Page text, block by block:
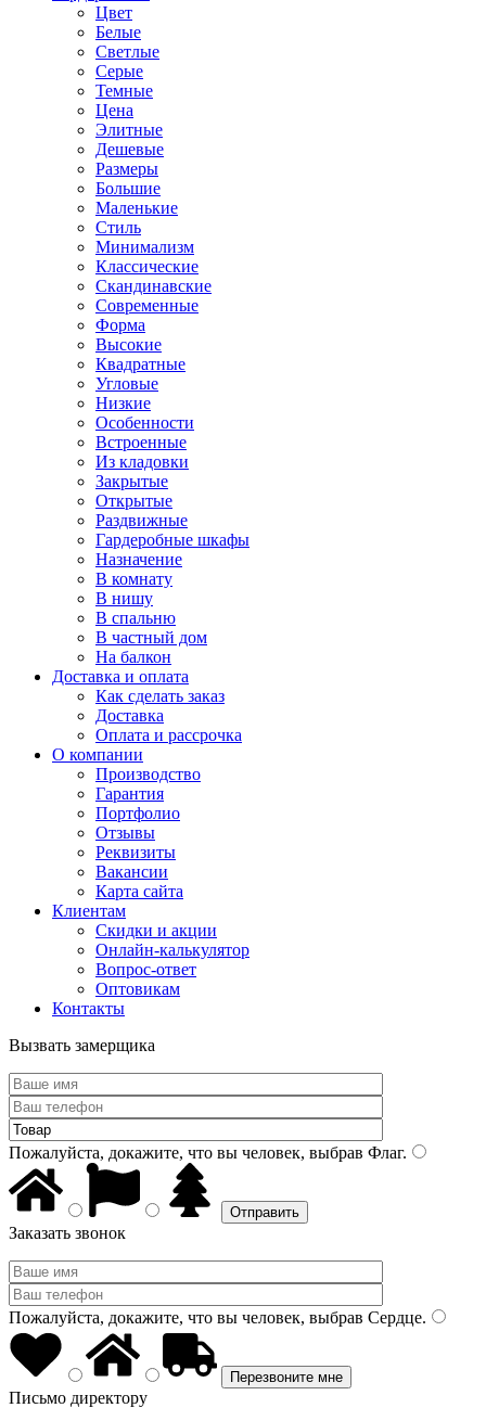
Цвет
Белые
Светлые
Серые
Темные
Цена
Элитные
Дешевые
Размеры
Большие
Маленькие
Стиль
Минимализм
Классические
Скандинавские
Современные
Форма
Высокие
Квадратные
Угловые
Низкие
Особенности
Встроенные
Из кладовки
Закрытые
Открытые
Раздвижные
Гардеробные шкафы
Назначение
В комнату
В нишу
В спальню
В частный дом
На балкон
Доставка и оплата
Как сделать заказ
Доставка
Оплата и рассрочка
О компании
Производство
Гарантия
Портфолио
Отзывы
Реквизиты
Вакансии
Карта сайта
Клиентам
Скидки и акции
Онлайн-калькулятор
Вопрос-ответ
Оптовикам
Контакты
Вызвать замерщика
Пожалуйста, докажите, что вы человек, выбрав Флаг.
Заказать звонок
Пожалуйста, докажите, что вы человек, выбрав Сердце.
Письмо директору